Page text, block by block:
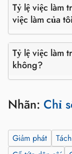
Tỷ lệ việc làm
việc làm của
Tỷ lệ việc làm
không?
Nhãn: Chỉ
Giảm phát